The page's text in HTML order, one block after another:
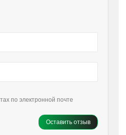
по электронной почте
Оставить отзыв